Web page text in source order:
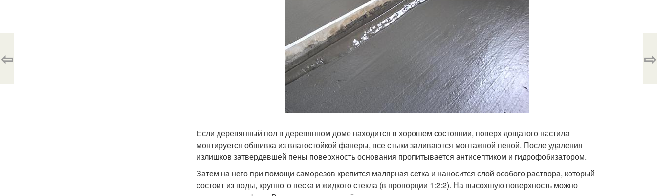
Если деревянный пол в деревянном доме находится в хорошем состоянии, поверх дощатого настила
монтируется обшивка из влагостойкой фанеры, все стыки заливаются монтажной пеной. После удаления
излишков затвердевшей пены поверхность основания пропитывается антисептиком и гидрофобизатором.
Затем на него при помощи саморезов крепится малярная сетка и наносится слой особого раствора, который
состоит из воды, крупного песка и жидкого стекла (в пропорции 1:2:2). На высохшую поверхность можно
⇦ ⇨